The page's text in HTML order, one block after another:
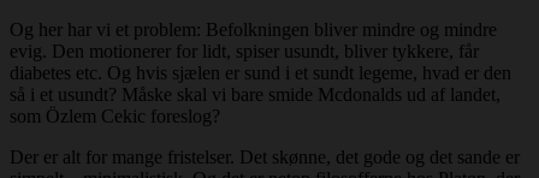
Og her har vi et problem: Befolkningen bliver mindre og mindre
evig. Den motionerer for lidt, spiser usundt, bliver tykkere, får
diabetes etc. Og hvis sjælen er sund i et sundt legeme, hvad er den
så i et usundt? Måske skal vi bare smide Mcdonalds ud af landet,
som Özlem Cekic foreslog?
Der er alt for mange fristelser. Det skønne, det gode og det sande er